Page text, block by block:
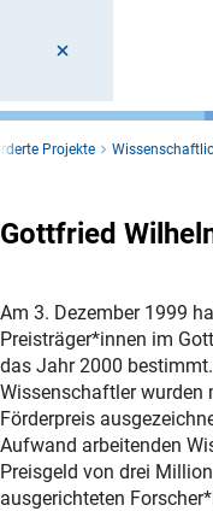
Projekte
Gottfried
Am 3. Dezember 1999
Preisträger*innen im
das Jahr 2000
Wissenschaftler wurden
Förderpreis
Aufwand arbeitenden
Preisgeld von drei
ausgerichteten